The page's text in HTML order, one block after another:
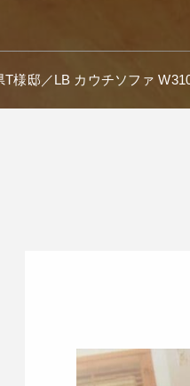
T様邸／LB カウチソファ